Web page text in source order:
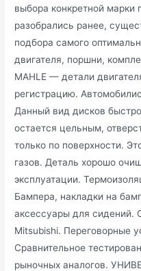
выбора конкретной марки
разобрались ранее,
подбора самого
двигателя, поршни,
MAHLE — детали
регистрацию.
Данный вид дисков
остается цельным,
только по поверхности.
газов. Деталь хорошо
эксплуатации.
Бампера, накладки на
аксессуары для сидений.
Mitsubishi. Переговорные
Сравнительное
рыночных аналогов.